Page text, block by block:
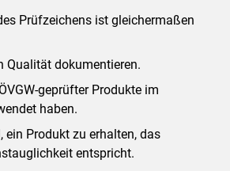
Skip to main content
Prüfzeichens ist gleichermaßen
Qualität dokumentieren.
geprüfter Produkte im
haben.
ein Produkt zu erhalten, das
entspricht.